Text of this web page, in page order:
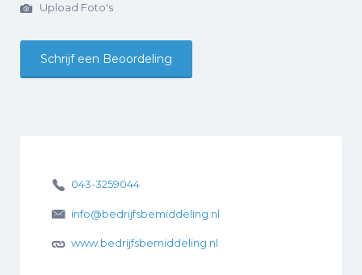
Upload Foto's
Schrijf een Beoordeling
043-3259044
info@bedrijfsbemiddeling.nl
www.bedrijfsbemiddeling.nl